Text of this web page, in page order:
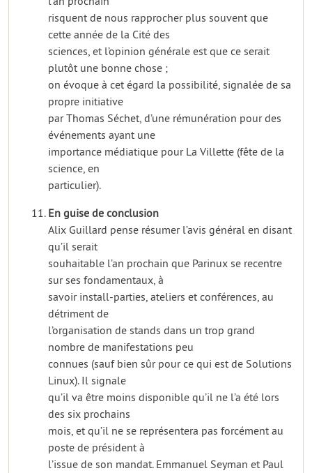
risquent de nous rapprocher plus souvent que
cette année de la Cité des
sciences, et l’opinion générale est que ce serait
plutôt une bonne chose ;
on évoque à cet égard la possibilité, signalée de sa
propre initiative
par Thomas Séchet, d’une rémunération pour des
événements ayant une
importance médiatique pour La Villette (fête de la
science, en
particulier).
En guise de conclusion
Alix Guillard pense résumer l’avis général en disant
qu’il serait
souhaitable l’an prochain que Parinux se recentre
sur ses fondamentaux, à
savoir install-parties, ateliers et conférences, au
détriment de
l’organisation de stands dans un trop grand
nombre de manifestations peu
connues (sauf bien sûr pour ce qui est de Solutions
Linux). Il signale
qu’il va être moins disponible qu’il ne l’a été lors
des six prochains
mois, et qu’il ne se représentera pas forcément au
poste de président à
l’issue de son mandat. Emmanuel Seyman et Paul